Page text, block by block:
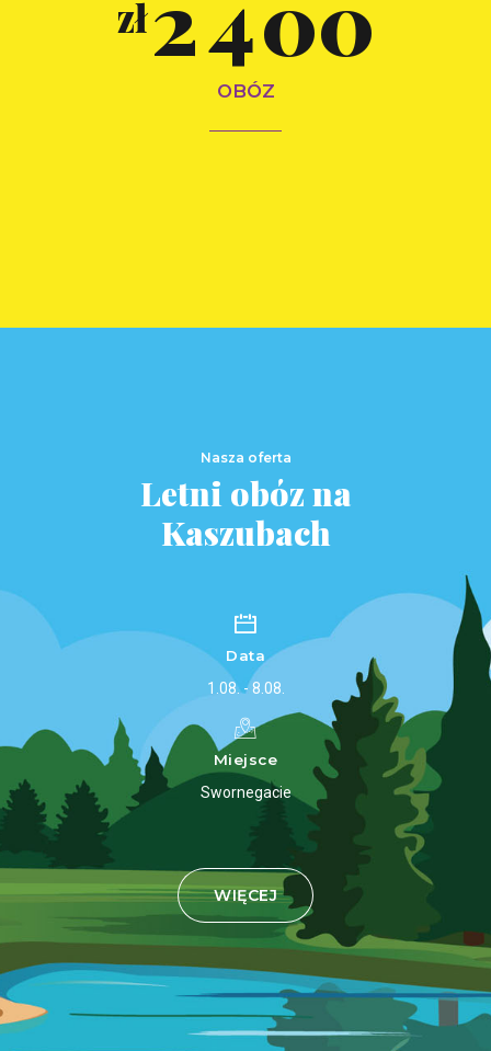
5
6
9
0
zł
5
7
8
9
0
5
7
8
9
0
OBÓZ
Nasza oferta
Letni obóz na
Kaszubach
Data
1.08. - 8.08.
Miejsce
Swornegacie
WIĘCEJ